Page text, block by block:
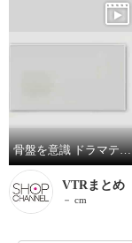
骨盤を意識 ドラマティックライン搭載 ドラマティック リバースショーツ 同色２枚セット
VTRまとめ
－ cm